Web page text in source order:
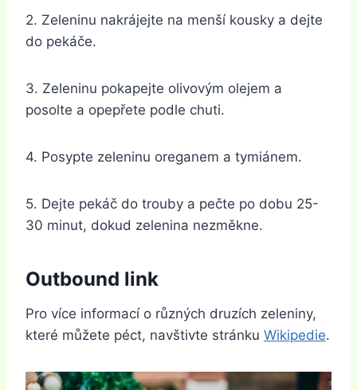
2. Zeleninu nakrájejte na menší kousky a dejte
do pekáče.
3. Zeleninu pokapejte olivovým olejem a
posolte a opepřete podle chuti.
4. Posypte zeleninu oreganem a tymiánem.
5. Dejte pekáč do trouby a pečte po dobu 25-
30 minut, dokud zelenina nezměkne.
Outbound link
Pro více informací o různých druzích zeleniny,
které můžete péct, navštivte stránku Wikipedie.